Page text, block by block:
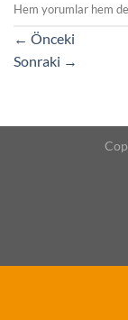
Hem yorumlar hem
← Önceki
Sonraki →